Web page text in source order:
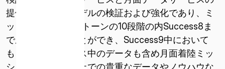
提供という事業モデルの検証および強化であり、ミ
ッション1マイルストーンの10段階の内Success8ま
で成功を収めることができ、Success9中において
も、着陸シーケンス中のデータも含め月面着陸ミッ
ションを実現する上での貴重なデータやノウハウな